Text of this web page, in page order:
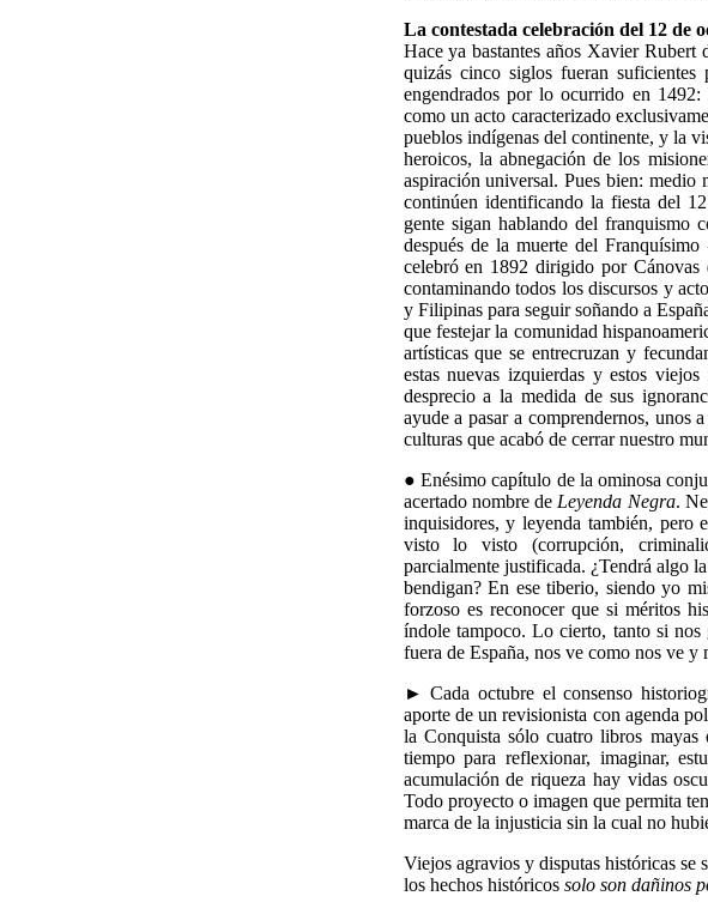
La contestada celebración del 12 de
Hace ya bastantes años Xavier
quizás cinco siglos fueran
engendrados por lo ocurrido en
como un acto caracterizado
pueblos indígenas del continente, y la
heroicos, la abnegación de los
aspiración universal. Pues bien: medio
continúen identificando la fiesta del
gente sigan hablando del franquismo
después de la muerte del
celebró en 1892 dirigido por
contaminando todos los discursos y
y Filipinas para seguir soñando a
que festejar la comunidad
artísticas que se entrecruzan y
estas nuevas izquierdas y estos
desprecio a la medida de sus
ayude a pasar a comprendernos, unos
culturas que acabó de cerrar nuestro
● Enésimo capítulo de la ominosa
acertado nombre de Leyenda Negra.
inquisidores, y leyenda también, pero
visto lo visto (corrupción,
parcialmente justificada. ¿Tendrá algo
bendigan? En ese tiberio, siendo yo
forzoso es reconocer que si méritos
índole tampoco. Lo cierto, tanto si
fuera de España, nos ve como nos ve
► Cada octubre el consenso
aporte de un revisionista con agenda
la Conquista sólo cuatro libros mayas
tiempo para reflexionar, imaginar,
acumulación de riqueza hay vidas
Todo proyecto o imagen que permita
marca de la injusticia sin la cual no
Viejos agravios y disputas históricas se
los hechos históricos solo son dañinos